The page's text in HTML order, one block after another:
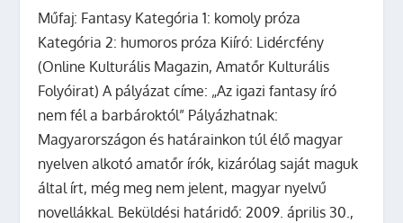
Műfaj: Fantasy Kategória 1: komoly próza
Kategória 2: humoros próza Kiíró: Lidércfény
(Online Kulturális Magazin, Amatőr Kulturális
Folyóirat) A pályázat címe: „Az igazi fantasy író
nem fél a barbároktól” Pályázhatnak:
Magyarországon és határainkon túl élő magyar
nyelven alkotó amatőr írók, kizárólag saját maguk
által írt, még meg nem jelent, magyar nyelvű
novellákkal. Beküldési határidő: 2009. április 30.,